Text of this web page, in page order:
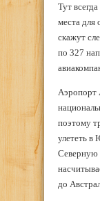
Тут
места
скажут
по 327
Аэропорт
поэтому
улететь
Северную
до